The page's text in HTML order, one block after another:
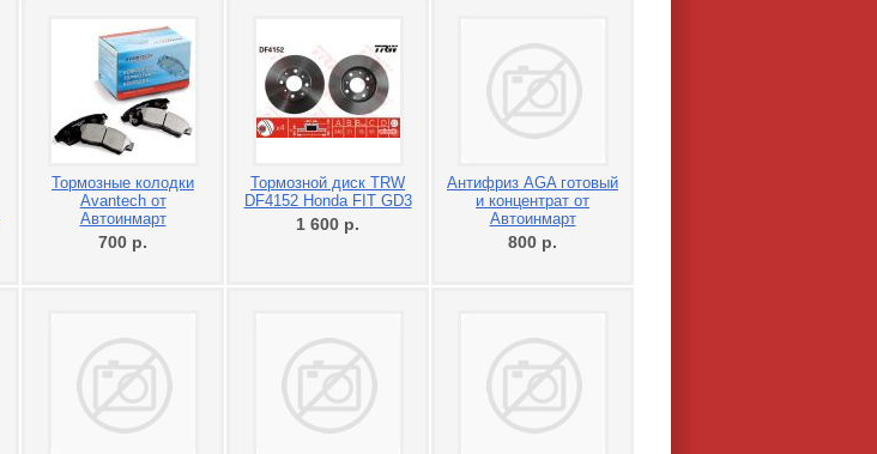
Тормозные колодки
Avantech от
Автоинмарт
700 р.
Тормозной диск TRW
DF4152 Honda FIT GD3
1 600 р.
Антифриз AGA готовый
и концентрат от
Автоинмарт
800 р.